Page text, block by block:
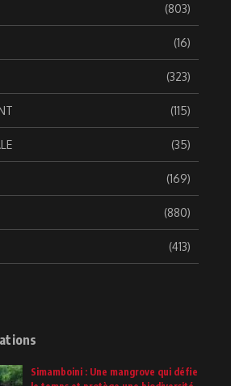
(803)
(16)
(323)
(115)
(35)
(169)
(880)
(413)
Simamboini : Une mangrove qui défie